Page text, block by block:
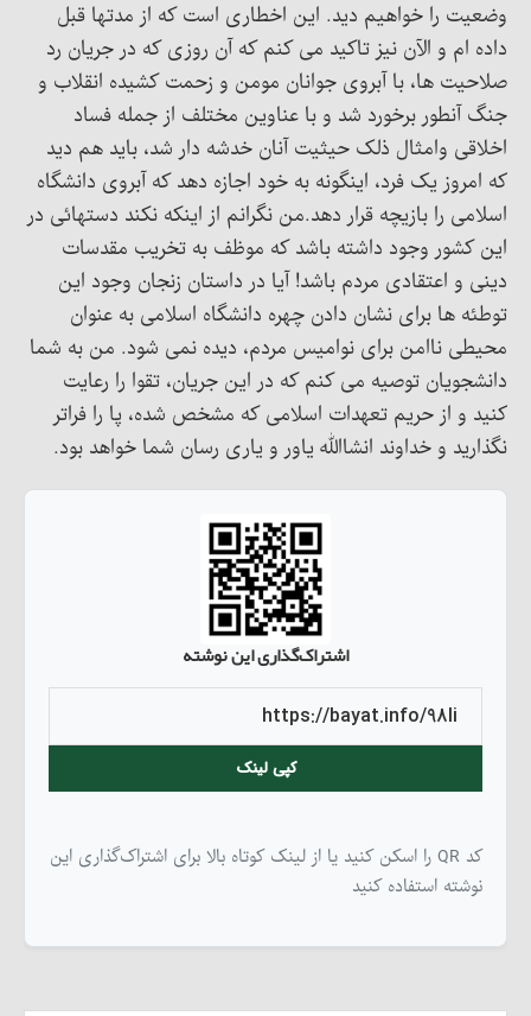
وضعیت را خواهیم دید. این اخطاری است که از مدتها قبل
داده ام و الآن نیز تاکید می کنم که آن روزی که در جریان رد
صلاحیت ها، با آبروی جوانان مومن و زحمت کشیده انقلاب و
جنگ آنطور برخورد شد و با عناوین مختلف از جمله فساد
اخلاقی وامثال ذلک حیثیت آنان خدشه دار شد، باید هم دید
که امروز یک فرد، اینگونه به خود اجازه دهد که آبروی دانشگاه
اسلامی را بازیچه قرار دهد.من نگرانم از اینکه نکند دستهائی در
این کشور وجود داشته باشد که موظف به تخریب مقدسات
دینی و اعتقادی مردم باشد! آیا در داستان زنجان وجود این
توطئه ها برای نشان دادن چهره دانشگاه اسلامی به عنوان
محیطی ناامن برای نوامیس مردم، دیده نمی شود. من به شما
دانشجویان توصیه می کنم که در این جریان، تقوا را رعایت
کنید و از حریم تعهدات اسلامی که مشخص شده، پا را فراتر
نگذارید و خداوند انشاالله یاور و یاری رسان شما خواهد بود.
اشتراک‌گذاری این نوشته
کپی لینک
کد QR را اسکن کنید یا از لینک کوتاه بالا برای اشتراک‌گذاری این
نوشته استفاده کنید